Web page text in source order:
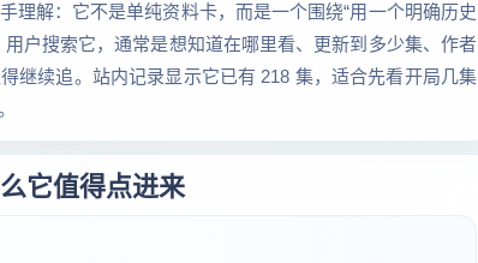
理解：它不是单纯资料卡，而是一个围绕“用一个明确历史
户搜索它，通常是想知道在哪里看、更新到多少集、作者
继续追。站内记录显示它已有 218 集，适合先看开局几集
它值得点进来